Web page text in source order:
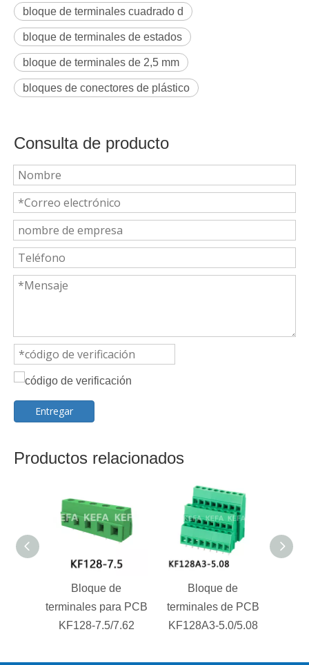
bloque de terminales cuadrado d
bloque de terminales de estados
bloque de terminales de 2,5 mm
bloques de conectores de plástico
Consulta de producto
Entregar
Productos relacionados
Bloque de
terminales para PCB
KF128-7.5/7.62
Bloque de
terminales de PCB
KF128A3-5.0/5.08